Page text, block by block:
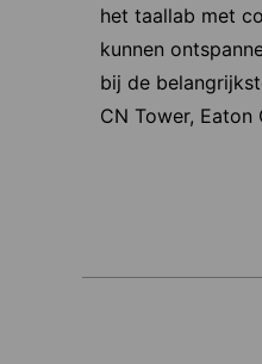
het taallab met
kunnen
bij de
CN Tower, Eaton